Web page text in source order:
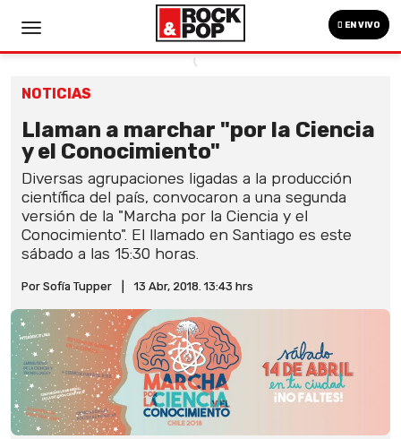
EN VIVO
NOTICIAS
Llaman a marchar "por la Ciencia
y el Conocimiento"
Diversas agrupaciones ligadas a la producción
científica del país, convocaron a una segunda
versión de la "Marcha por la Ciencia y el
Conocimiento". El llamado en Santiago es este
sábado a las 15:30 horas.
Por Sofía Tupper 13 Abr, 2018. 13:43 hrs